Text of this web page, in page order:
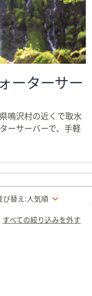
ーターサー
鳴沢村の近くで取水
ーサーバーで、手軽
び替え:人気順
すべての絞り込みを外す